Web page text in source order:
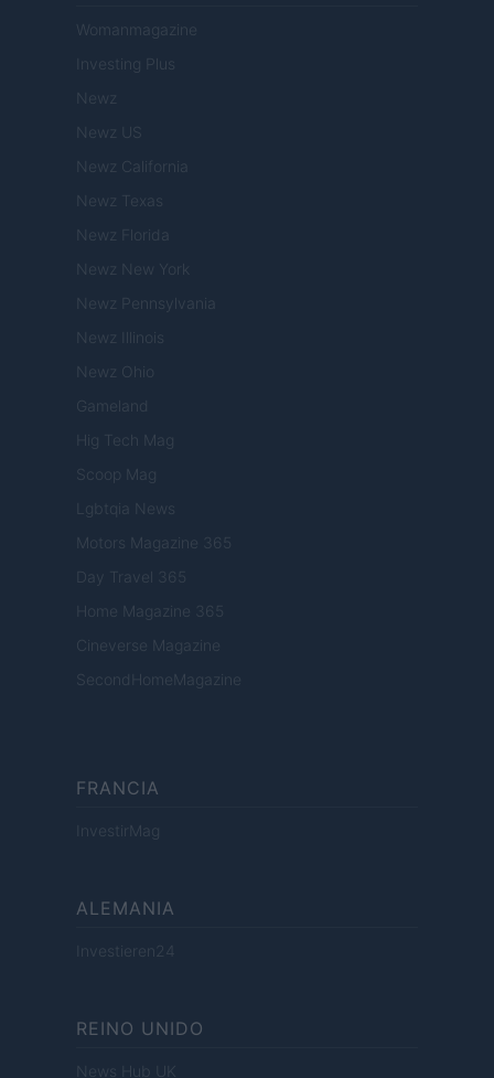
Womanmagazine
Investing Plus
Newz
Newz US
Newz California
Newz Texas
Newz Florida
Newz New York
Newz Pennsylvania
Newz Illinois
Newz Ohio
Gameland
Hig Tech Mag
Scoop Mag
Lgbtqia News
Motors Magazine 365
Day Travel 365
Home Magazine 365
Cineverse Magazine
SecondHomeMagazine
FRANCIA
InvestirMag
ALEMANIA
Investieren24
REINO UNIDO
News Hub UK